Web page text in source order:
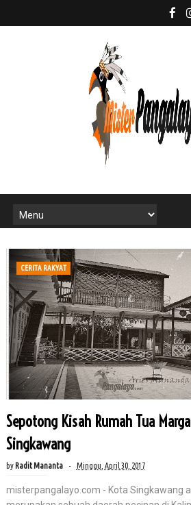
CERITA RAKYAT
Sepotong Kisah Rumah Tua
Singkawang
by Radit Mananta Minggu, April 30, 2017
misterpangalayo.com - Kota Singkawang